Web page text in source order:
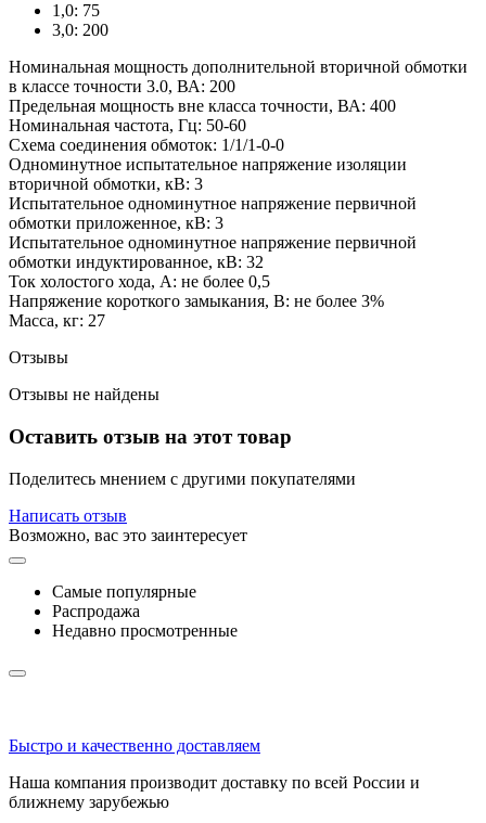
1,0: 75
3,0: 200
Номинальная мощность дополнительной вторичной обмотки
в классе точности 3.0, ВА: 200
Предельная мощность вне класса точности, ВА: 400
Номинальная частота, Гц: 50-60
Схема соединения обмоток: 1/1/1-0-0
Одноминутное испытательное напряжение изоляции
вторичной обмотки, кВ: 3
Испытательное одноминутное напряжение первичной
обмотки приложенное, кВ: 3
Испытательное одноминутное напряжение первичной
обмотки индуктированное, кВ: 32
Ток холостого хода, А: не более 0,5
Напряжение короткого замыкания, В: не более 3%
Масса, кг: 27
Отзывы
Отзывы не найдены
Оставить отзыв на этот товар
Поделитесь мнением с другими покупателями
Написать отзыв
Возможно, вас это заинтересует
Самые популярные
Распродажа
Недавно просмотренные
Быстро и качественно доставляем
Наша компания производит доставку по всей России и
ближнему зарубежью